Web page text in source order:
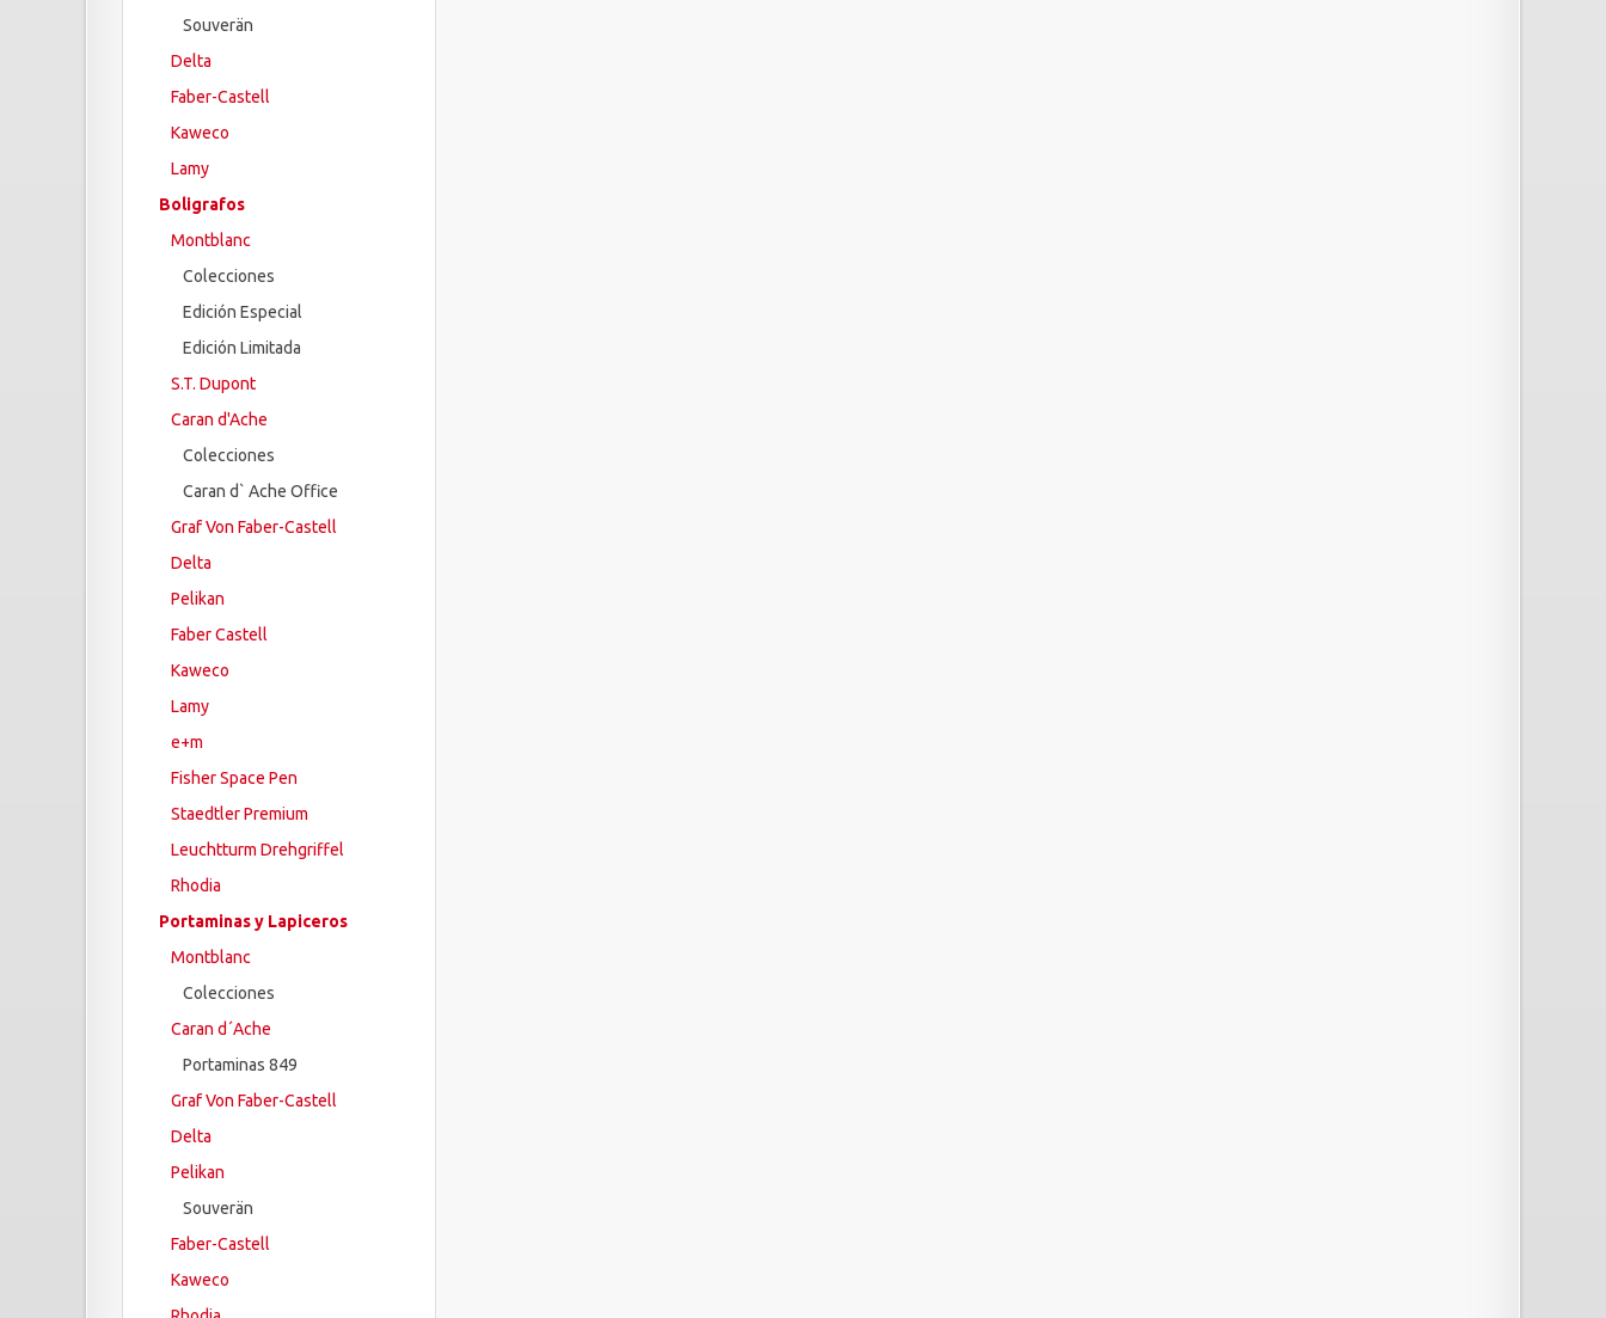
Souverän
Delta
Faber-Castell
Kaweco
Lamy
Boligrafos
Montblanc
Colecciones
Edición Especial
Edición Limitada
S.T. Dupont
Caran d'Ache
Colecciones
Caran d` Ache Office
Graf Von Faber-Castell
Delta
Pelikan
Faber Castell
Kaweco
Lamy
e+m
Fisher Space Pen
Staedtler Premium
Leuchtturm Drehgriffel
Rhodia
Portaminas y Lapiceros
Montblanc
Colecciones
Caran d´Ache
Portaminas 849
Graf Von Faber-Castell
Delta
Pelikan
Souverän
Faber-Castell
Kaweco